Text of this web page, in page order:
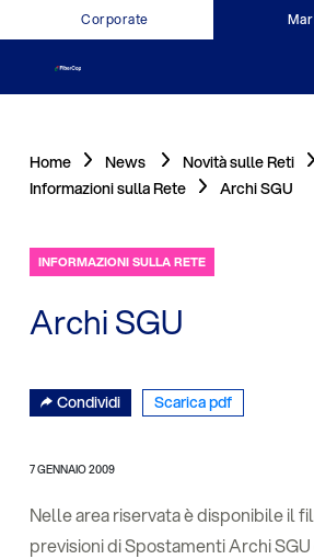
Corporate
Home News
Novità sulle Reti
Informazioni sulla Rete
Archi SGU
INFORMAZIONI SULLA RETE
Archi SGU
Condividi Scarica pdf
7 GENNAIO 2009
Nelle area riservata è disponibile il
previsioni di Spostamenti Archi